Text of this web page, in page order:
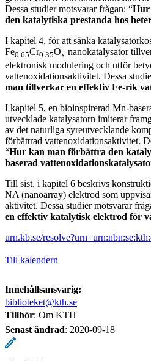
Dessa studier motsvarar frågan: “Hur
den katalytiska prestanda hos
I kapitel 4, för att sänka
Fe0.65Cr0.35Ox nanokatalysator
elektronisk modulering och utför
vattenoxidationsaktivitet. Dessa
man tillverkar en effektiv Fe-rik
I kapitel 5, en bioinspirerad Mn-
utvecklade katalysatorn imiterar
av det naturliga syreutvecklande
förbättrad vattenoxidationsaktivitet.
“Hur kan man förbättra den
baserad
Till sist, i kapitel 6 beskrivs
NA (nanoarray) elektrod som
aktivitet. Dessa studier motsvarar
en effektiv katalytisk elektrod för
urn.kb.se/
Till kalendern
Innehållsansvarig:
biblioteket@kth.se
Tillhör: Om KTH
Senast ändrad: 2020-09-18